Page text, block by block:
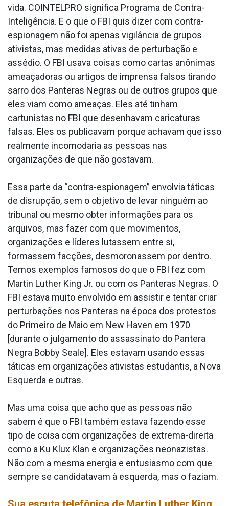
vida. COINTELPRO significa Programa de Contra-
Inteligência. E o que o FBI quis dizer com contra-
espionagem não foi apenas vigilância de grupos
ativistas, mas medidas ativas de perturbação e
assédio. O FBI usava coisas como cartas anônimas
ameaçadoras ou artigos de imprensa falsos tirando
sarro dos Panteras Negras ou de outros grupos que
eles viam como ameaças. Eles até tinham
cartunistas no FBI que desenhavam caricaturas
falsas. Eles os publicavam porque achavam que isso
realmente incomodaria as pessoas nas
organizações de que não gostavam.
Essa parte da “contra-espionagem” envolvia táticas
de disrupção, sem o objetivo de levar ninguém ao
tribunal ou mesmo obter informações para os
arquivos, mas fazer com que movimentos,
organizações e líderes lutassem entre si,
formassem facções, desmoronassem por dentro.
Temos exemplos famosos do que o FBI fez com
Martin Luther King Jr. ou com os Panteras Negras. O
FBI estava muito envolvido em assistir e tentar criar
perturbações nos Panteras na época dos protestos
do Primeiro de Maio em New Haven em 1970
[durante o julgamento do assassinato do Pantera
Negra Bobby Seale]. Eles estavam usando essas
táticas em organizações ativistas estudantis, a Nova
Esquerda e outras.
Mas uma coisa que acho que as pessoas não
sabem é que o FBI também estava fazendo esse
tipo de coisa com organizações de extrema-direita
como a Ku Klux Klan e organizações neonazistas.
Não com a mesma energia e entusiasmo com que
sempre se candidatavam à esquerda, mas o faziam.